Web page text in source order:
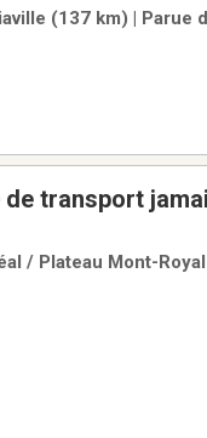
Ils seront vaccinés
(137 km) | Parue
cage de
/ Plateau Mont-